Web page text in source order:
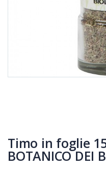
Timo in foglie
BOTANICO DEI